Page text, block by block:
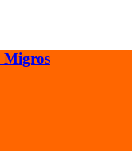
Migros